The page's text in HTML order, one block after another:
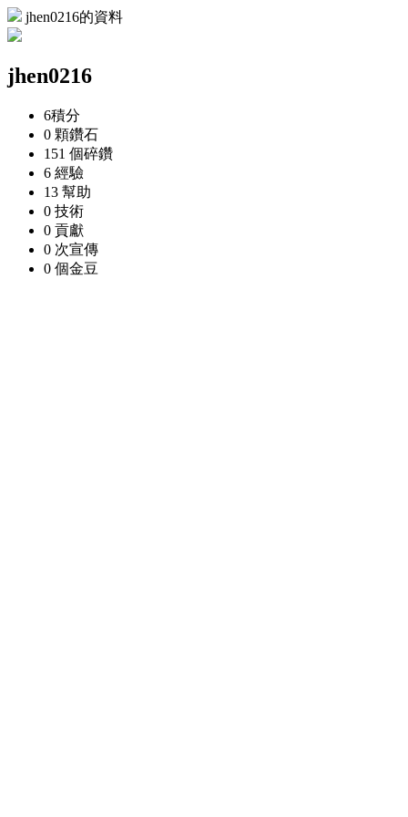
jhen0216的資料
jhen0216
6積分
0 顆鑽石
151 個碎鑽
6 經驗
13 幫助
0 技術
0 貢獻
0 次宣傳
0 個金豆